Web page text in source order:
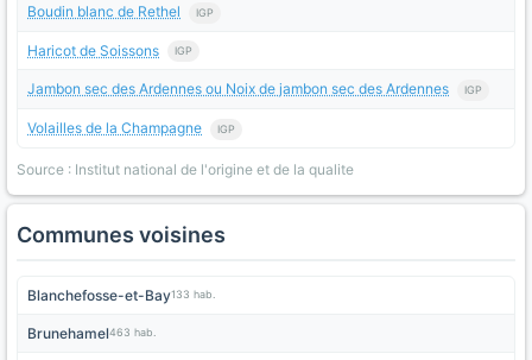
Boudin blanc de Rethel IGP
Haricot de Soissons IGP
Jambon sec des Ardennes ou Noix de jambon sec des Ardennes IGP
Volailles de la Champagne IGP
Source : Institut national de l'origine et de la qualite
Communes voisines
Blanchefosse-et-Bay133 hab.
Brunehamel463 hab.